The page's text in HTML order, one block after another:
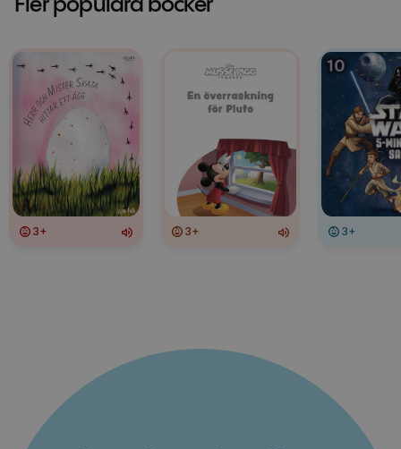
Fler populära böcker
3+ 3+ 3+